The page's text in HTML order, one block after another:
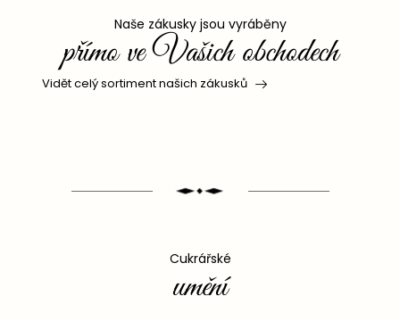
Naše zákusky jsou vyráběny
přímo ve Vašich obchodech
Vidět celý sortiment našich zákusků
Cukrářské
umění